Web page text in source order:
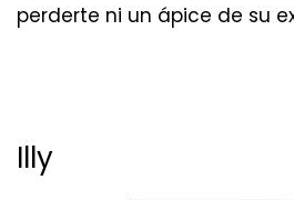
perderte ni un ápice de su
Illy